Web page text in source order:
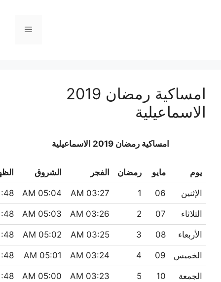
القائمة
امساكية رمضان 2019
الاسماعيلية
امساكية رمضان 2019 الاسماعيلية
يوم مايو رمضان الفجر الشروق
الإثنين 06
1
03:27 AM
05:04 AM
AM
الثلاثاء 07
2
03:26 AM
05:03 AM
AM
الأربعاء 08
3
03:25 AM
05:02 AM
AM
الخميس 09
4
03:24 AM
05:01 AM
AM
الجمعة 10
5
03:23 AM
05:00 AM
AM